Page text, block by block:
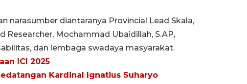
narasumber diantaranya Provincial Lead Skala,
Researcher, Mochammad Ubaidillah, S.AP,
dan lembaga swadaya masyarakat.
ICI 2025
Kardinal Ignatius Suharyo